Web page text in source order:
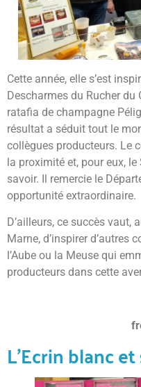
Cette année, elle s’est
Descharmes du Rucher du
ratafia de champagne
résultat a séduit tout le
collègues producteurs. Le
la proximité et, pour eux,
savoir. Il remercie le
opportunité extraordinaire.
D’ailleurs, ce succès vaut,
Marne, d’inspirer d’autres
l’Aube ou la Meuse qui
producteurs dans cette
L’Ecrin blanc